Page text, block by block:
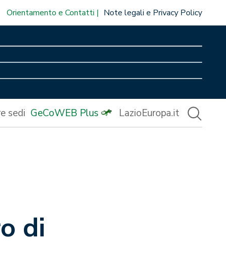
Orientamento e Contatti Note legali e Privacy Policy
sedi GeCoWEB Plus LazioEuropa.it
di